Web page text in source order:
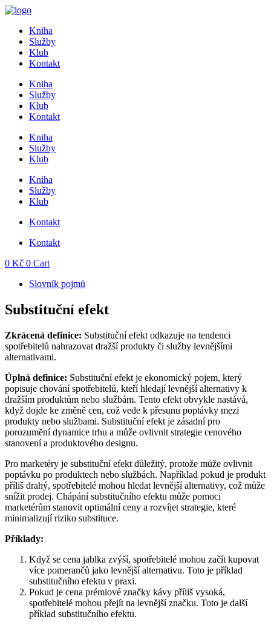
Přejít
obsahuKniha
Služby
Klub
Kontakt
Kniha
Služby
Klub
Kontakt
Kniha
Služby
Klub
Kniha
Služby
Klub
Kontakt
Kontakt
0 Kč 0 Cart
Slovník pojmů
Substituční efekt
Zkrácená definice: Substituční efekt odkazuje na tendenci
spotřebitelů nahrazovat dražší produkty či služby levnějšími
alternativami.
Úplná definice: Substituční efekt je ekonomický pojem, který
popisuje chování spotřebitelů, kteří hledají levnější alternativy k
dražším produktům nebo službám. Tento efekt obvykle nastává,
když dojde ke změně cen, což vede k přesunu poptávky mezi
produkty nebo službami. Substituční efekt je zásadní pro
porozumění dynamice trhu a může ovlivnit strategie cenového
stanovení a produktového designu.
Pro marketéry je substituční efekt důležitý, protože může ovlivnit
poptávku po produktech nebo službách. Například pokud je produkt
příliš drahý, spotřebitelé mohou hledat levnější alternativy, což může
snížit prodej. Chápání substitučního efektu může pomoci
marketérům stanovit optimální ceny a rozvíjet strategie, které
minimalizují riziko substituce.
Příklady:
Když se cena jablka zvýší, spotřebitelé mohou začít kupovat
více pomerančů jako levnější alternativu. Toto je příklad
substitučního efektu v praxi.
Pokud je cena prémiové značky kávy příliš vysoká,
spotřebitelé mohou přejít na levnější značku. Toto je další
příklad substitučního efektu.